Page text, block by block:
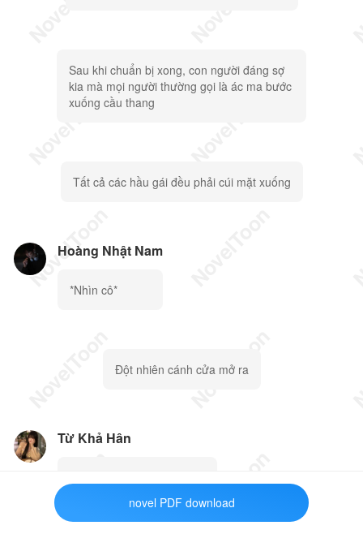
Sau khi chuẩn bị xong, con người đáng sợ
kia mà mọi người thường gọi là ác ma bước
xuống cầu thang
Tất cả các hầu gái đều phải cúi mặt xuống
Hoàng Nhật Nam
*Nhìn cô*
Đột nhiên cánh cửa mở ra
Từ Khả Hân
novel PDF download